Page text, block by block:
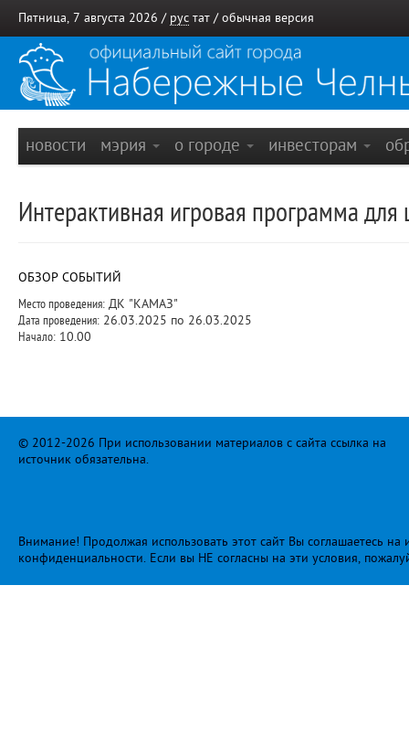
Пятница, 7 августа 2026 / рус тат / обычная версия
новости мэрия о городе инвесторам
Интерактивная игровая программа
ОБЗОР СОБЫТИЙ
Место проведения: ДК "КАМАЗ"
Дата проведения: 26.03.2025 по 26.03.2025
Начало: 10.00
© 2012-2026 При использовании материалов с сайта ссылка на
источник обязательна.
Внимание! Продолжая использовать этот сайт Вы соглашаетесь
конфиденциальности. Если вы НЕ согласны на эти условия,